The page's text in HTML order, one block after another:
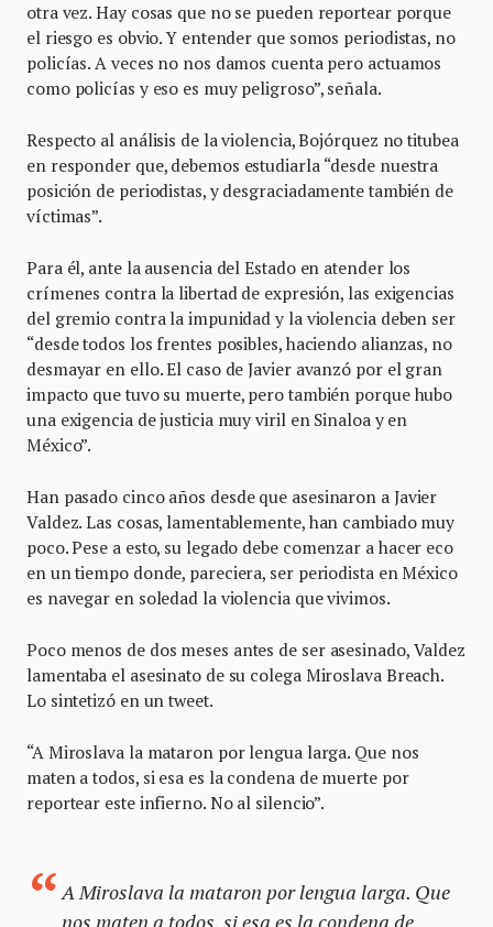
otra vez. Hay cosas que no se pueden reportear porque
el riesgo es obvio. Y entender que somos periodistas, no
policías. A veces no nos damos cuenta pero actuamos
como policías y eso es muy peligroso”, señala.
Respecto al análisis de la violencia, Bojórquez no titubea
en responder que, debemos estudiarla “desde nuestra
posición de periodistas, y desgraciadamente también de
víctimas”.
Para él, ante la ausencia del Estado en atender los
crímenes contra la libertad de expresión, las exigencias
del gremio contra la impunidad y la violencia deben ser
“desde todos los frentes posibles, haciendo alianzas, no
desmayar en ello. El caso de Javier avanzó por el gran
impacto que tuvo su muerte, pero también porque hubo
una exigencia de justicia muy viril en Sinaloa y en
México”.
Han pasado cinco años desde que asesinaron a Javier
Valdez. Las cosas, lamentablemente, han cambiado muy
poco. Pese a esto, su legado debe comenzar a hacer eco
en un tiempo donde, pareciera, ser periodista en México
es navegar en soledad la violencia que vivimos.
Poco menos de dos meses antes de ser asesinado, Valdez
lamentaba el asesinato de su colega Miroslava Breach.
Lo sintetizó en un tweet.
“A Miroslava la mataron por lengua larga. Que nos
maten a todos, si esa es la condena de muerte por
reportear este infierno. No al silencio”.
A Miroslava la mataron por lengua larga. Que
nos maten a todos, si esa es la condena de